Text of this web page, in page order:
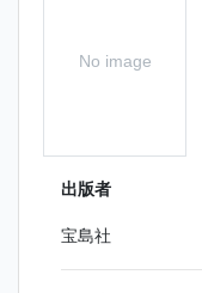
No image
出版者
宝島社